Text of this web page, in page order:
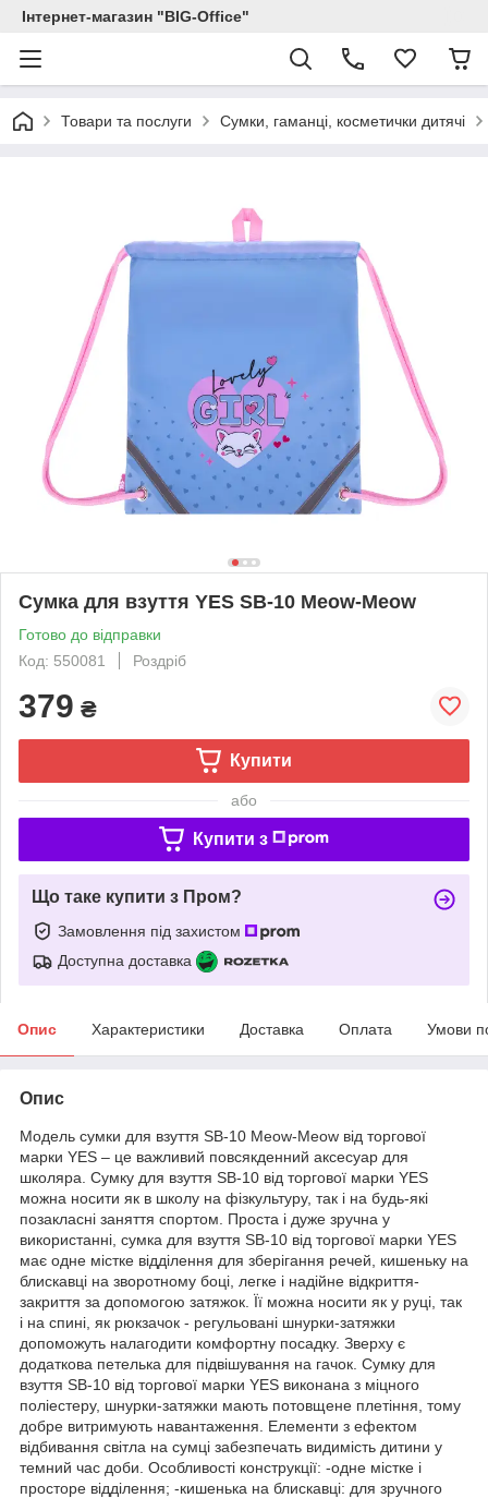
Інтернет-магазин "BIG-Office"
Товари та послуги Сумки, гаманці, косметички дитячі
Сумка для взуття YES SB-10 Meow-Meow
Готово до відправки
Код: 550081
Роздріб
379 ₴
Купити
або
Купити з
Що таке купити з Пром?
Замовлення під захистом
Доступна доставка
Опис Характеристики Доставка Оплата Умови
Опис
Модель сумки для взуття SB-10 Meow-Meow від торгової
марки YES – це важливий повсякденний аксесуар для
школяра. Сумку для взуття SB-10 від торгової марки YES
можна носити як в школу на фізкультуру, так і на будь-які
позакласні заняття спортом. Проста і дуже зручна у
використанні, сумка для взуття SB-10 від торгової марки YES
має одне містке відділення для зберігання речей, кишеньку на
блискавці на зворотному боці, легке і надійне відкриття-
закриття за допомогою затяжок. Її можна носити як у руці, так
і на спині, як рюкзачок - регульовані шнурки-затяжки
допоможуть налагодити комфортну посадку. Зверху є
додаткова петелька для підвішування на гачок. Сумку для
взуття SB-10 від торгової марки YES виконана з міцного
поліестеру, шнурки-затяжки мають потовщене плетіння, тому
добре витримують навантаження. Елементи з ефектом
відбивання світла на сумці забезпечать видимість дитини у
темний час доби. Особливості конструкції: -одне містке і
просторе відділення; -кишенька на блискавці: для зручного